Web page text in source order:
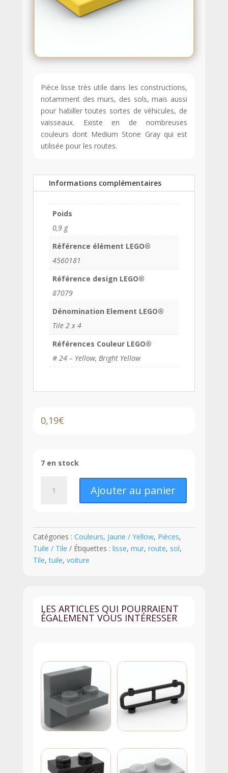
Pièce lisse très utile dans les constructions,
notamment des murs, des sols, mais aussi
pour habiller toutes sortes de véhicules, de
vaisseaux. Existe en de nombreuses
couleurs dont Medium Stone Gray qui est
utilisée pour les routes.
Informations complémentaires
Poids
0,9 g
Référence élément LEGO®
4560181
Référence design LEGO®
87079
Dénomination Element LEGO®
Tile 2 x 4
Références Couleur LEGO®
# 24 – Yellow, Bright Yellow
0,19€
7 en stock
2
x
4
-
Ajouter au panier
Catégories : Couleurs, Jaune / Yellow, Pièces,
Tuile / Tile
Étiquettes : lisse, mur, route, sol,
Tile,tuile, voiture
LES ARTICLES QUI POURRAIENT
ÉGALEMENT VOUS INTÉRESSER